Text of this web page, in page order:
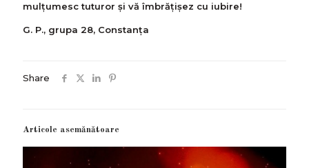
mulțumesc tuturor și vă îmbrățișez cu iubire!
G. P., grupa 28, Constanța
Share
Articole asemănătoare